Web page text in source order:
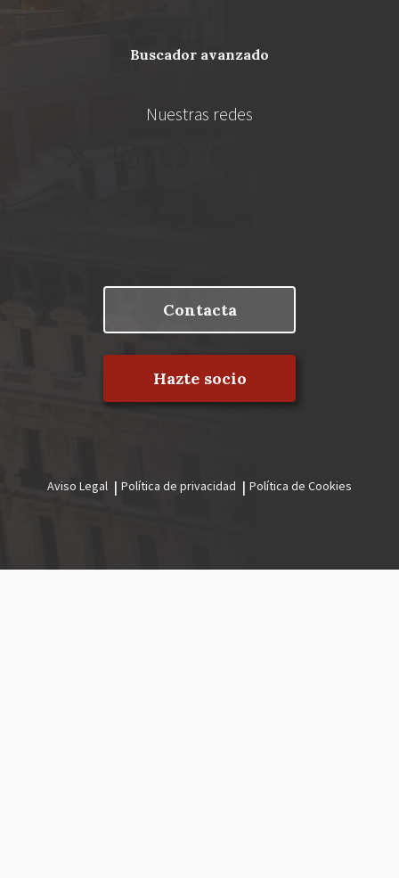
buscador avanzado
Nuestras redes
Contacta
Hazte socio
legal
Aviso Legal Política de privacidad Política de Cookies